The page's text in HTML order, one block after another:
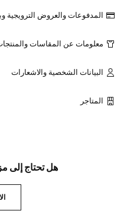
المدفوعات والعروض الترويجية
معلومات عن المقاسات
البيانات الشخصية والاشعارات
المتاجر
هل تحتاج إلى